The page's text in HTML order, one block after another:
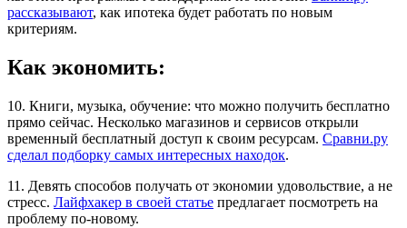
рассказывают, как ипотека будет работать по новым
критериям.
Как экономить:
10. Книги, музыка, обучение: что можно получить бесплатно
прямо сейчас. Несколько магазинов и сервисов открыли
временный бесплатный доступ к своим ресурсам. Сравни.ру
сделал подборку самых интересных находок.
11. Девять способов получать от экономии удовольствие, а не
стресс. Лайфхакер в своей статье предлагает посмотреть на
проблему по-новому.